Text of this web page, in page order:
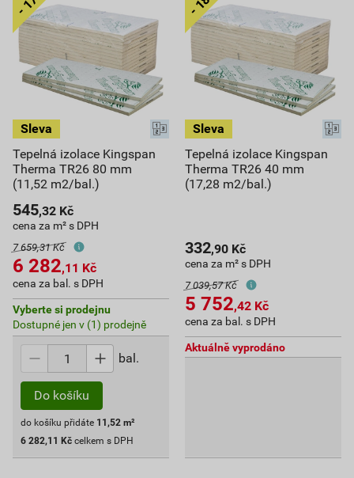
Tepelná izolace Kingspan
Therma TR26 80 mm
(11,52 m2/bal.)
545,32 Kč
cena za m² s DPH
7 659,31 Kč
6 282,11 Kč
cena za bal. s DPH
Vyberte si prodejnu
Dostupné jen v (1) prodejně
bal.
Do košíku
do košíku přidáte 11,52 m²
6 282,11 Kč celkem s DPH
Tepelná izolace Kingspan
Therma TR26 40 mm
(17,28 m2/bal.)
332,90 Kč
cena za m² s DPH
7 039,57 Kč
5 752,42 Kč
cena za bal. s DPH
Aktuálně vyprodáno